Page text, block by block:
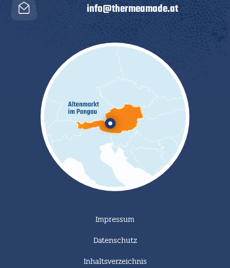
info@thermeamade.at
Impressum
Datenschutz
Inhaltsverzeichnis